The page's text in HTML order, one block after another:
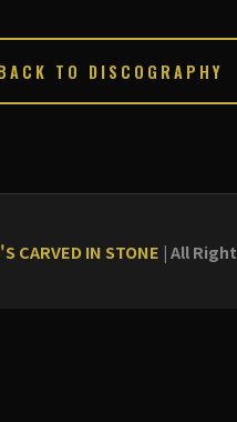
TO DISCOGRAPHY
CARVED IN STONE |All